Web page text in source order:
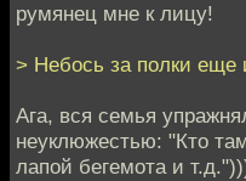
румянец мне к лицу!
> Небось за полки еще
Ага, вся семья
неуклюжестью: "Кто
лапой бегемота и